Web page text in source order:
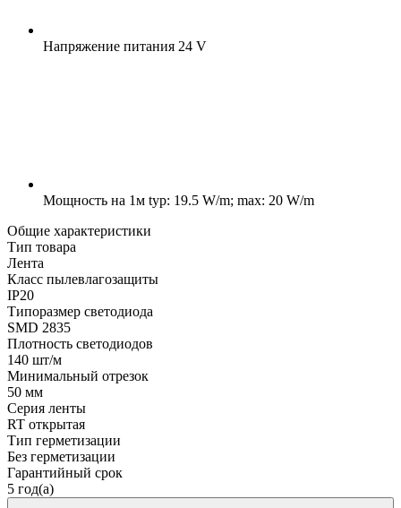
Напряжение питания 24 V
Мощность на 1м typ: 19.5 W/m; max: 20 W/m
Общие характеристики
Тип товара
Лента
Класс пылевлагозащиты
IP20
Типоразмер светодиода
SMD 2835
Плотность светодиодов
140 шт/м
Минимальный отрезок
50 мм
Серия ленты
RT открытая
Тип герметизации
Без герметизации
Гарантийный срок
5 год(а)